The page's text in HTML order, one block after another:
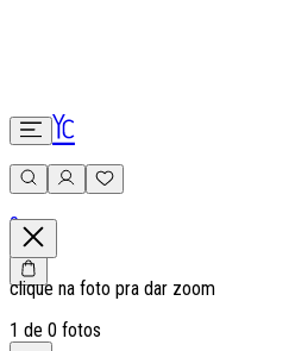
0
clique na foto pra dar zoom
1 de 0 fotos